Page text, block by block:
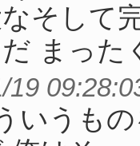
そして
まった
19
いうも